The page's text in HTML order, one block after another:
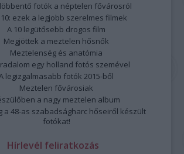
fotók a néptelen fővárosról
ezek a legjobb szerelmes filmek
A 10 legütősebb drogos film
Megjöttek a meztelen hősnők
Meztelenség és anatómia
egy holland fotós szemével
legizgalmasabb fotók 2015-ből
Meztelen fővárosiak
a nagy meztelen album
a 48-as szabadságharc hőseiről készült
fotókat!
Hírlevél feliratkozás